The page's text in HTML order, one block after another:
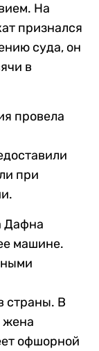
На
признался
суда, он
в
провела
при
Дафна
машине.
страны. В
жена
офшорной